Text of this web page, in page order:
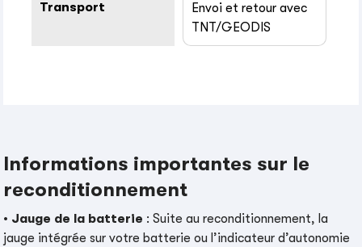
Transport
Envoi et retour avec
TNT/GEODIS
Informations importantes sur le
reconditionnement
• Jauge de la batterie : Suite au reconditionnement, la
jauge intégrée sur votre batterie ou l’indicateur d’autonomie